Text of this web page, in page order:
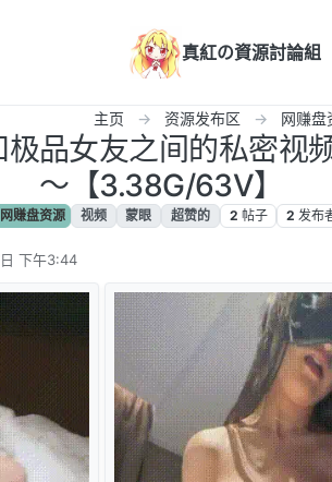
真紅の資源討論組
主页 资源发布区 网赚盘
极品女友之间的私密
～【3.38G/63V】
网赚盘资源 视频 蒙眼 超赞的 2 帖子 2 发布
下午3:44